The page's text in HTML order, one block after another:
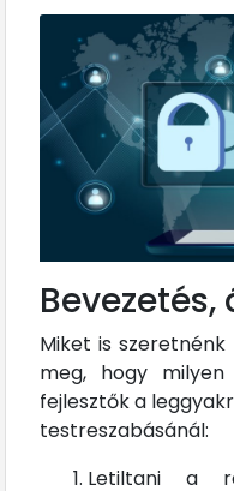
Miket is
meg, hogy
fejlesztők a
testreszabásánál:
Letiltani a